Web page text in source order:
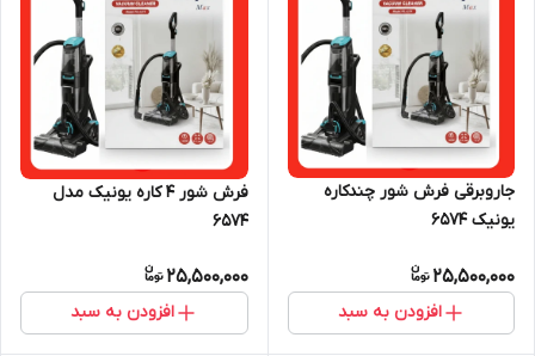
جاروبرقی فرش شور چندکاره
یونیک ۶۵۷۴
25,500,000
افزودن به سبد
فرش شور ۴ کاره یونیک مدل
۶۵۷۴
25,500,000
افزودن به سبد